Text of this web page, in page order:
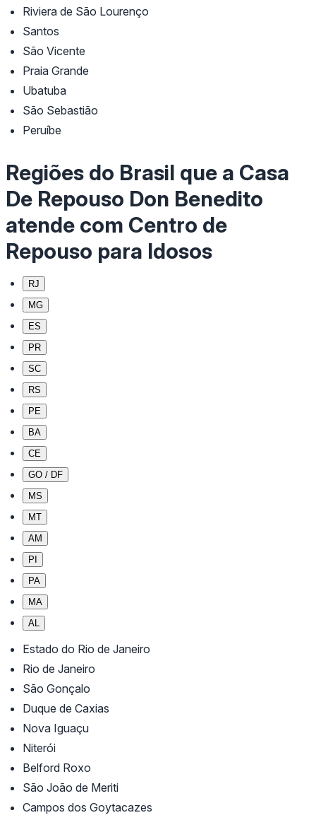
Riviera de São Lourenço
Santos
São Vicente
Praia Grande
Ubatuba
São Sebastião
Peruíbe
Regiões do Brasil que a Casa
De Repouso Don Benedito
atende com Centro de
Repouso para Idosos
RJ
MG
ES
PR
SC
RS
PE
BA
CE
GO / DF
MS
MT
AM
PI
PA
MA
AL
Estado do Rio de Janeiro
Rio de Janeiro
São Gonçalo
Duque de Caxias
Nova Iguaçu
Niterói
Belford Roxo
São João de Meriti
Campos dos Goytacazes